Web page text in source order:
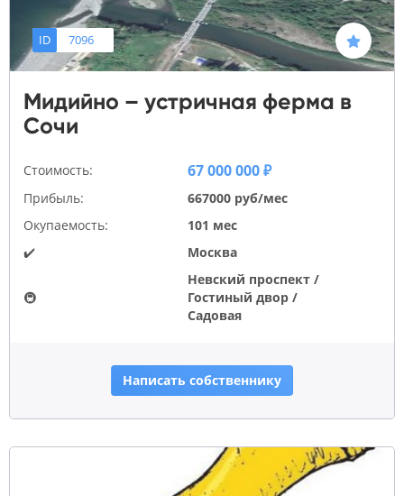
ID 7096
Мидийно – устричная ферма в
Сочи
Стоимость: 67 000 000 ₽
Прибыль:
667000 руб/мес
Окупаемость:
101 мес
✔️
Москва
🚇
Невский проспект /
Гостиный двор /
Садовая
Написать собственнику